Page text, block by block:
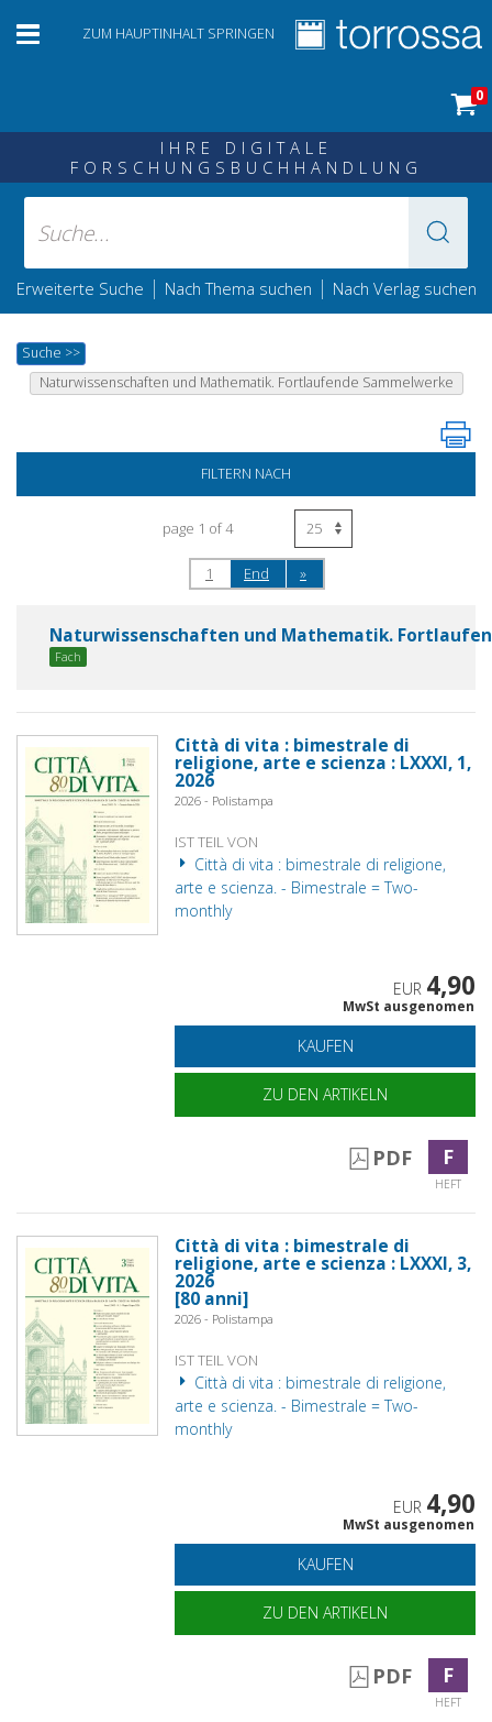
ZUM HAUPTINHALT SPRINGEN
0
IHRE DIGITALE
FORSCHUNGSBUCHHANDLUNG
Erweiterte Suche | Nach Thema suchen | Nach Verlag suchen
Suche >>
Naturwissenschaften und Mathematik. Fortlaufende Sammelwerke
FILTERN NACH
page 1 of 4
1 End »
Naturwissenschaften und Mathematik.
Fach
Città di vita : bimestrale di
religione, arte e scienza : LXXXI, 1,
2026
2026 - Polistampa
IST TEIL VON
Città di vita : bimestrale di religione,
arte e scienza. - Bimestrale = Two-
monthly
EUR 4,90
MwSt ausgenomen
KAUFEN
ZU DEN ARTIKELN
PDF F
HEFT
Città di vita : bimestrale di
religione, arte e scienza : LXXXI, 3,
2026
[80 anni]
2026 - Polistampa
IST TEIL VON
Città di vita : bimestrale di religione,
arte e scienza. - Bimestrale = Two-
monthly
EUR 4,90
MwSt ausgenomen
KAUFEN
ZU DEN ARTIKELN
PDF F
HEFT